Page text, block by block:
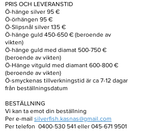
PRIS OCH LEVERANSTID
Ö-hänge silver 95 €
Ö-örhängen 95 €
Ö-Slipsnål silver 135 €
Ö-hänge guld 450-650 € (beroende av
vikten)
Ö-hänge guld med diamat 500-750 €
(beroende av vikten)
Ö-Hänge vitguld med diamant 600-800 €
(beroende av vikten)
Ö-smyckenas tillverkningstid är ca 7-12 dagar
från beställningsdatum
BESTÄLLNING
Vi kan ta emot din beställning
Per e-mail silverfish.kasnas@gmail.com
Per telefon 0400-530 541 eller 045-671 9501